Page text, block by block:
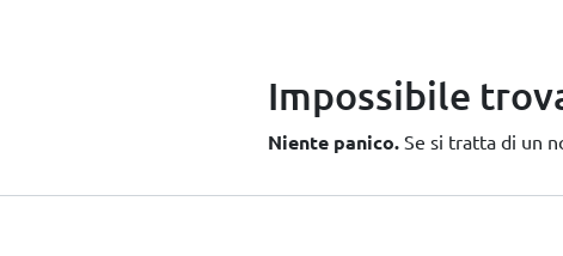
Errore 404
Impossibile
Niente panico. Se si tratta di un